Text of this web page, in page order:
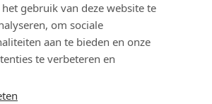
gebruik van deze website te
om sociale
aan te bieden en onze
te verbeteren en
EN